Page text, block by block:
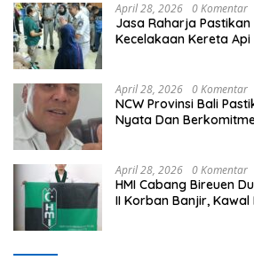
April 28, 2026 0 Komentar
Jasa Raharja
Kecelakaan Kereta Api
April 28, 2026 0 Komentar
NCW Provinsi Bali
Nyata Dan
April 28, 2026 0 Komentar
HMI Cabang Bireuen
II Korban Banjir,